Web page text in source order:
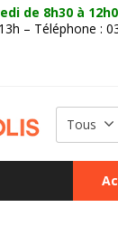
de 8h30 à
– Téléphone :
Tous